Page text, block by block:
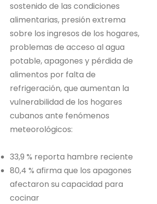
sostenido de las condiciones
alimentarias, presión extrema
sobre los ingresos de los hogares,
problemas de acceso al agua
potable, apagones y pérdida de
alimentos por falta de
refrigeración, que aumentan la
vulnerabilidad de los hogares
cubanos ante fenómenos
meteorológicos:
33,9 % reporta hambre reciente
80,4 % afirma que los apagones
afectaron su capacidad para
cocinar